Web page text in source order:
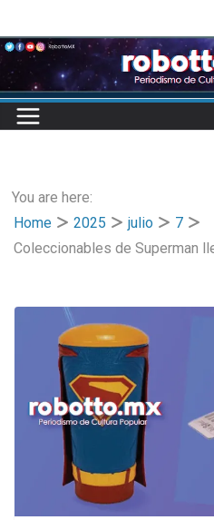
to
content
You are here:
Home
2025 julio
7
Coleccionables de Superman